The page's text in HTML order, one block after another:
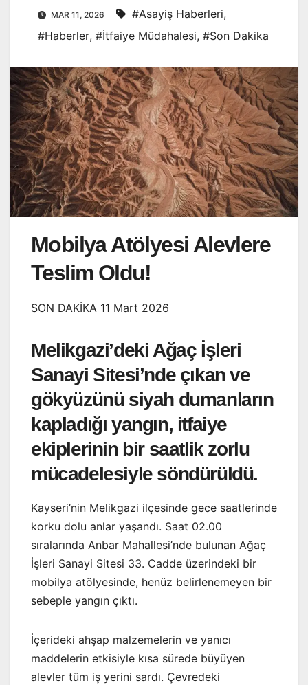
MAR 11, 2026 #Asayiş Haberleri,
#Haberler, #İtfaiye Müdahalesi, #Son Dakika
Mobilya Atölyesi Alevlere
Teslim Oldu!
SON DAKİKA 11 Mart 2026
Melikgazi’deki Ağaç İşleri
Sanayi Sitesi’nde çıkan ve
gökyüzünü siyah dumanların
kapladığı yangın, itfaiye
ekiplerinin bir saatlik zorlu
mücadelesiyle söndürüldü.
Kayseri’nin Melikgazi ilçesinde gece saatlerinde
korku dolu anlar yaşandı. Saat 02.00
sıralarında Anbar Mahallesi’nde bulunan Ağaç
İşleri Sanayi Sitesi 33. Cadde üzerindeki bir
mobilya atölyesinde, henüz belirlenemeyen bir
sebeple yangın çıktı.
İçerideki ahşap malzemelerin ve yanıcı
maddelerin etkisiyle kısa sürede büyüyen
alevler tüm iş yerini sardı. Çevredeki